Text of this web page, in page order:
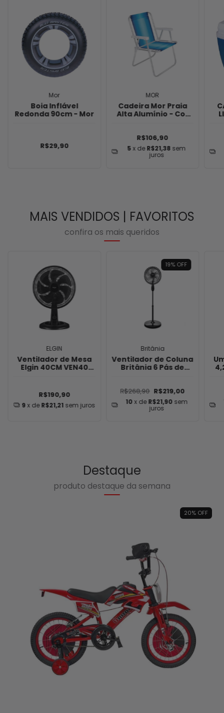
Mor
Boia Inflável
Redonda 90cm - Mor
R$29,90
MOR
Cadeira Mor Praia
Alta Alumínio - Cor
R$106,90
5 x deR$21,38 sem
juros
MAIS VENDIDOS | FAVORITOS
confira os mais queridos
ELGIN
Ventilador de Mesa
Elgin 40CM VEN40
R$190,90
9x deR$21,21 sem juros
19%OFF
Britânia
Ventilador de Coluna
Britânia 6 Pás de
R$268,90 R$219,00
10x deR$21,90 sem
juros
Destaque
produto destaque da semana
20% OFF